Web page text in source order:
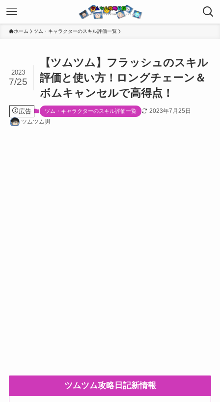
ホーム ツム・キャラクターのスキル評価一覧
【ツムツム】フラッシュのスキル
評価と使い方！ロングチェーン＆
ボムキャンセルで高得点！
2023
7/25
広告 ツム・キャラクターのスキル評価一覧
2023年7月25日
ツムツム男
ツムツム攻略日記新情報